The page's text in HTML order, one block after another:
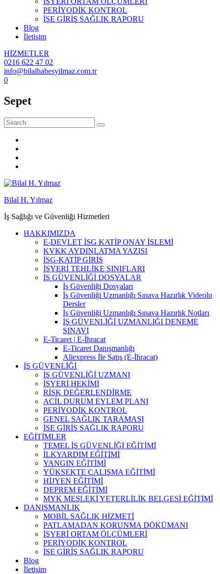
PERİYODİK KONTROL
İŞE GİRİŞ SAĞLIK RAPORU
Blog
İletişim
HİZMETLER
0216 622 47 02
info@bilalhabesyilmaz.com.tr
0
Sepet
Bilal H. Yılmaz
İş Sağlığı ve Güvenliği Hizmetleri
HAKKIMIZDA
E-DEVLET İSG KATİP ONAY İŞLEMİ
KVKK AYDINLATMA YAZISI
İSG-KATİP GİRİŞ
İŞYERİ TEHLİKE SINIFLARI
İŞ GÜVENLİĞİ DOSYALAR
İş Güvenliği Dosyaları
İş Güvenliği Uzmanlığı Sınava Hazırlık Videolu
Dersler
İş Güvenliği Uzmanlığı Sınava Hazırlık Notları
İŞ GÜVENLİĞİ UZMANLIĞI DENEME
SINAVI
E-Ticaret | E-İhracat
E-Ticaret Danışmanlığı
Aliexpress İle Satış (E-İhracat)
İŞ GÜVENLİĞİ
İŞ GÜVENLİĞİ UZMANI
İŞYERİ HEKİMİ
RİSK DEĞERLENDİRME
ACİL DURUM EYLEM PLANI
PERİYODİK KONTROL
GENEL SAĞLIK TARAMASI
İŞE GİRİŞ SAĞLIK RAPORU
EĞİTİMLER
TEMEL İŞ GÜVENLİĞİ EĞİTİMİ
İLKYARDIM EĞİTİMİ
YANGIN EĞİTİMİ
YÜKSEKTE ÇALIŞMA EĞİTİMİ
HİJYEN EĞİTİMİ
DEPREM EĞİTİMİ
MYK MESLEKİ YETERLİLİK BELGESİ EĞİTİMİ
DANIŞMANLIK
MOBİL SAĞLIK HİZMETİ
PATLAMADAN KORUNMA DÖKÜMANI
İŞYERİ ORTAM ÖLÇÜMLERİ
PERİYODİK KONTROL
İŞE GİRİŞ SAĞLIK RAPORU
Blog
İletişim